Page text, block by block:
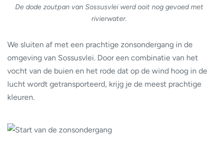
De dode zoutpan van Sossusvlei werd ooit nog gevoed met
rivierwater.
We sluiten af met een prachtige zonsondergang in de
omgeving van Sossusvlei. Door een combinatie van het
vocht van de buien en het rode dat op de wind hoog in de
lucht wordt getransporteerd, krijg je de meest prachtige
kleuren.